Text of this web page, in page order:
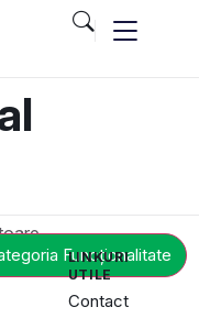
Funcționalitate
LINKURI
UTILE
Contact